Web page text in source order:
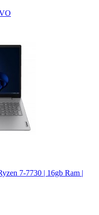
7-7730 | 16gb Ram |